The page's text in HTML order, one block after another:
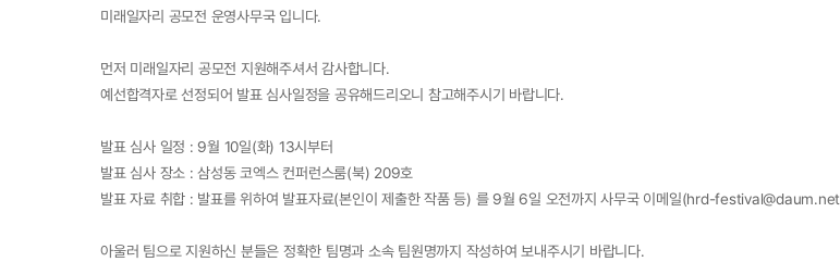
미래일자리 공모전 운영사무국 입니다.
먼저 미래일자리 공모전 지원해주셔서 감사합니다.
예선합격자로 선정되어 발표 심사일정을 공유해드리오니 참고해주시기 바랍니다.
발표 심사 일정 : 9월 10일(화) 13시부터
발표 심사 장소 : 삼성동 코엑스 컨퍼런스룸(북) 209호
발표 자료 취합 : 발표를 위하여 발표자료(본인이 제출한 작품 등) 를 9월 6일 오전까지 사무국 이메일(hrd-festival@daum.net
아울러 팀으로 지원하신 분들은 정확한 팀명과 소속 팀원명까지 작성하여 보내주시기 바랍니다.